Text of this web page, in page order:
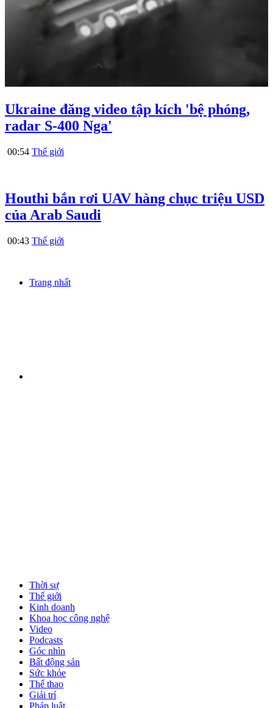
Ukraine đăng video tập kích 'bệ phóng,
radar S-400 Nga'
00:54 Thế giới
Houthi bắn rơi UAV hàng chục triệu USD
của Arab Saudi
00:43 Thế giới
Trang nhất
Thời sự
Thế giới
Kinh doanh
Khoa học công nghệ
Video
Podcasts
Góc nhìn
Bất động sản
Sức khỏe
Thể thao
Giải trí
Pháp luật